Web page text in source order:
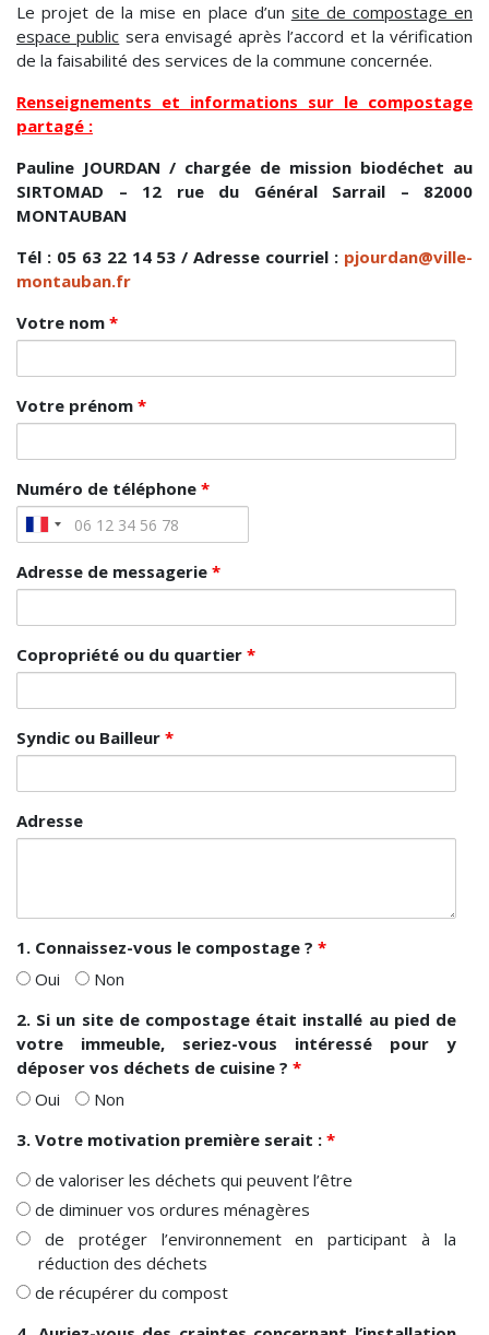
Le projet de la mise en place d’un site de compostage en
espace public sera envisagé après l’accord et la vérification
de la faisabilité des services de la commune concernée.
Renseignements et informations sur le compostage
partagé :
Pauline JOURDAN / chargée de mission biodéchet au
SIRTOMAD – 12 rue du Général Sarrail – 82000
MONTAUBAN
Tél : 05 63 22 14 53 / Adresse courriel : pjourdan@ville-
montauban.fr
Votre nom *
Votre prénom *
Numéro de téléphone *
Adresse de messagerie *
Copropriété ou du quartier *
Syndic ou Bailleur *
Adresse
1. Connaissez-vous le compostage ? *
Oui
Non
2. Si un site de compostage était installé au pied de
votre immeuble, seriez-vous intéressé pour y
déposer vos déchets de cuisine ? *
Oui
Non
3. Votre motivation première serait : *
de valoriser les déchets qui peuvent l’être
de diminuer vos ordures ménagères
de protéger l’environnement en participant à la
réduction des déchets
de récupérer du compost